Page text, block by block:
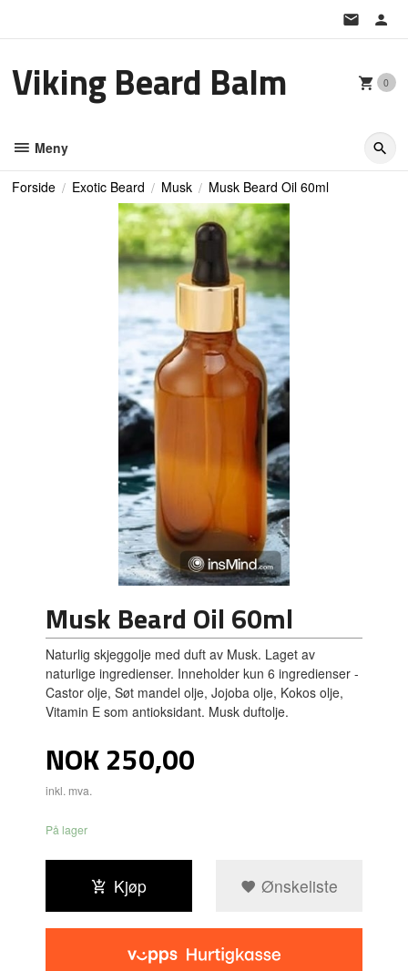
Viking Beard Balm 0
Meny
Forside Exotic Beard Musk Musk Beard Oil 60ml
Musk Beard Oil 60ml
Naturlig skjeggolje med duft av Musk. Laget av
naturlige ingredienser. Inneholder kun 6 ingredienser -
Castor olje, Søt mandel olje, Jojoba olje, Kokos olje,
Vitamin E som antioksidant. Musk duftolje.
Pris
NOK250,00
inkl. mva.
På lager
Kjøp Ønskeliste